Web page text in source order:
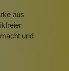
aus
und